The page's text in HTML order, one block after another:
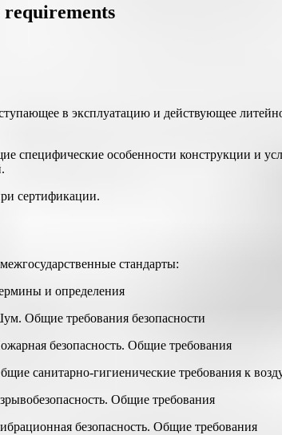
requirements
в эксплуатацию и действующее
особенности конструкции и
сертификации.
стандарты:
и определения
Общие требования безопасности
безопасность. Общие требования
санитарно-гигиенические требования к
Общие требования
безопасность. Общие требования